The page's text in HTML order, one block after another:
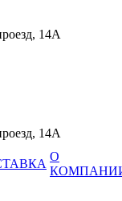
14А
14А
О